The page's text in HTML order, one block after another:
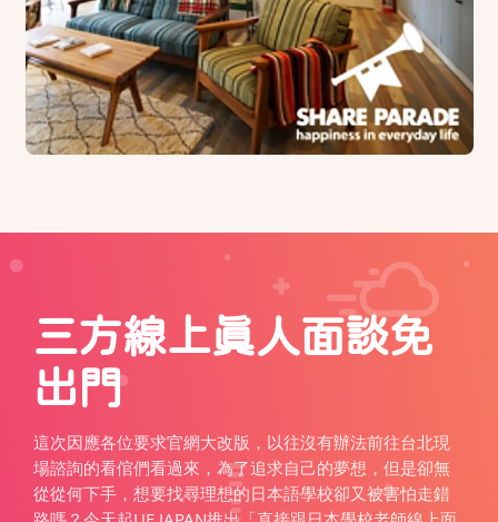
三方線上真人面談免
出門
這次因應各位要求官網大改版，以往沒有辦法前往台北現
場諮詢的看倌們看過來，為了追求自己的夢想，但是卻無
從從何下手，想要找尋理想的日本語學校卻又被害怕走錯